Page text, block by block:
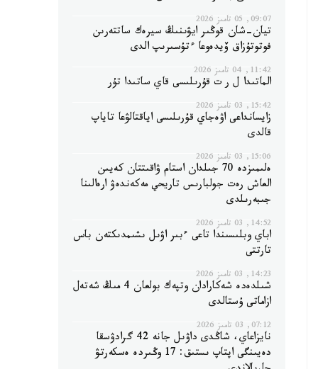
09:07, 05 تامىز 2026
تيان-شان قوڭىر ايۋىنىڭ سيرەك ساتتەرىن
فوتوتۇزاق ۆيدەوعا ءتۇسىرىپ الدى
11:42, 04 تامىز 2026
الماتىدا ل ر ت قۇرىلىسى قاي ساتىدا تۇر
15:42, 03 تامىز 2026
زايسانداعى اۋەجاي قۇرىلىسى اياقتالۋعا تاياپ
قالدى
15:06, 03 تامىز 2026
ەلىمىزدە 70 جىلدان استام ۋاقىتتان كەيىن
العاش رەت جولبارىس تاريحي مەكەندەۋ ارەالىنا
جىبەرىلدى
14:52, 03 تامىز 2026
اباي وبلىسىندا تاعى ءبىر اۋىل ىشىمدىكتەن باس
تارتتى
14:23, 03 تامىز 2026
شىلدەدە شەكارادان وتپەك بولعان 4 مىڭ شەتەل
ازاماتى ۇستالدى
07:12, 03 تامىز 2026
نايزاعاي، شاڭدى داۋىل جانە 42 گرادۋسقا
دەيىنگى اپتاپ ىستىق: 17 وڭىردە ەسكەرتۋ